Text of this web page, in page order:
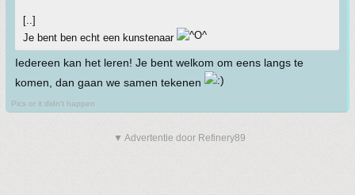
[..]
Je bent ben echt een kunstenaar
Iedereen kan het leren! Je bent welkom om eens langs te
komen, dan gaan we samen tekenen
Pics or it didn't happen
▼ Advertentie door Refinery89